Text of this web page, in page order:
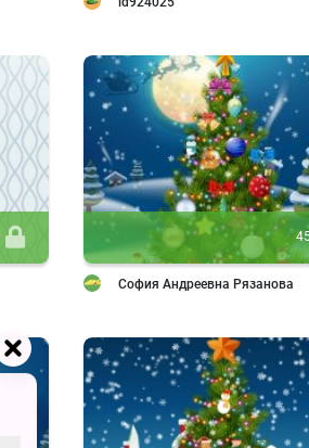
София Андреевна Рязанова